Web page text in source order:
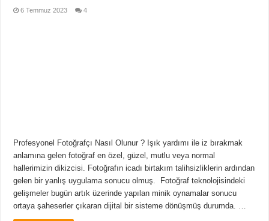
6 Temmuz 2023 4
Profesyonel Fotoğrafçı Nasıl Olunur ? Işık yardımı ile iz bırakmak
anlamına gelen fotoğraf en özel, güzel, mutlu veya normal
hallerimizin dikizcisi. Fotoğrafın icadı birtakım talihsizliklerin ardından
gelen bir yanlış uygulama sonucu olmuş. Fotoğraf teknolojisindeki
gelişmeler bugün artık üzerinde yapılan minik oynamalar sonucu
ortaya şaheserler çıkaran dijital bir sisteme dönüşmüş durumda. …